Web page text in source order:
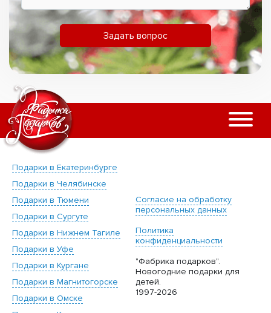
Задать вопрос
Подарки в Екатеринбурге
Подарки в Челябинске
Подарки в Тюмени
Подарки в Сургуте
Подарки в Нижнем Тагиле
Подарки в Уфе
Подарки в Кургане
Подарки в Магнитогорске
Подарки в Омске
Согласие на обработку
персональных данных
Политика
конфиденциальности
"Фабрика подарков".
Новогодние подарки для
детей.
1997-2026